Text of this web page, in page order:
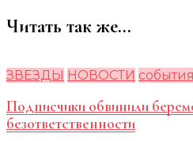
Читать так же...
ЗВЕЗДЫ НОВОСТИ события
Подписчики обвинили
безответственности